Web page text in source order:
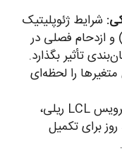
شرایط ژئوپلیتیک
و ازدحام فصلی در
تأثیر بگذارد.
را لحظه‌ای
در سرویس LCL ریلی،
برای تکمیل